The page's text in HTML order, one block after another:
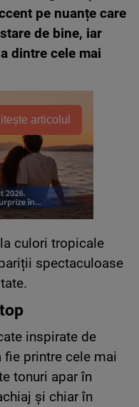
pe nuanțe care
de bine, iar
dintre cele mai
articolul
culori tropicale
spectaculoase
inspirate de
fie printre cele mai
tonuri apar în
și chiar în